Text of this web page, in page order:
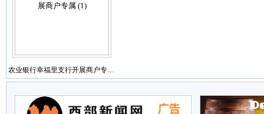
农业银行幸福里支行开展商户专…